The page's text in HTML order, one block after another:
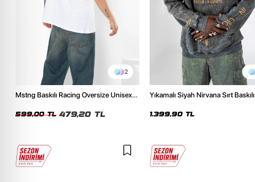
2
Mstng Baskılı Racing Oversize Unisex
599,00 TL 479,20 TL
Yıkamalı Siyah Nirvana Sırt Baskılı
1.399,90 TL